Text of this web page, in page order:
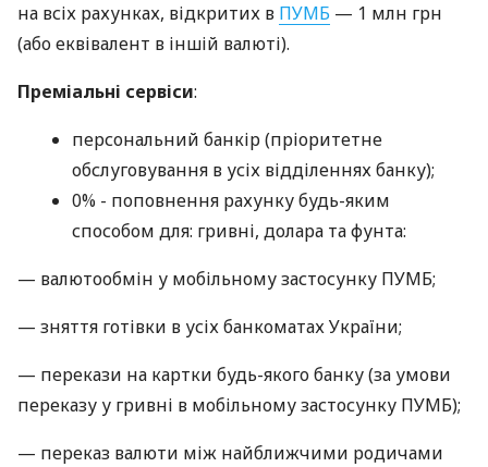
на всіх рахунках, відкритих в ПУМБ — 1 млн грн
(або еквівалент в іншій валюті).
Преміальні сервіси:
персональний банкір (пріоритетне
обслуговування в усіх відділеннях банку);
0% - поповнення рахунку будь-яким
способом для: гривні, долара та фунта:
— валютообмін у мобільному застосунку ПУМБ;
— зняття готівки в усіх банкоматах України;
— перекази на картки будь-якого банку (за умови
переказу у гривні в мобільному застосунку ПУМБ);
— переказ валюти між найближчими родичами